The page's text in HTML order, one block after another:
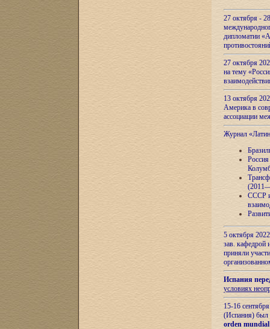
27 октября -
дипломатии
27 октября
на тему
13 октября
Америка в
ассоциации
Журнал
СССР и
5 октября
зав.
приняли
Испания
условиях
15-16
(Испания) был
orden